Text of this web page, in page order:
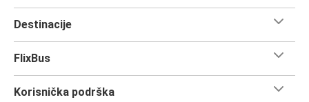
Destinacije
FlixBus
Korisnička podrška